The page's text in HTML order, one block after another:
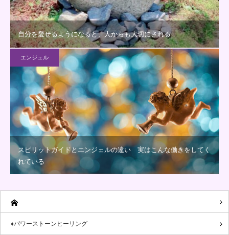
自分を愛せるようになると、人からも大切にされる
エンジェル
スピリットガイドとエンジェルの違い 実はこんな働きをしてく
れている
♦パワーストーンヒーリング